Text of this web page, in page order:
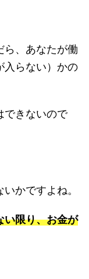
ら、あなたが働
入らない）かの
できないので
かですよね。
い限り、お金が